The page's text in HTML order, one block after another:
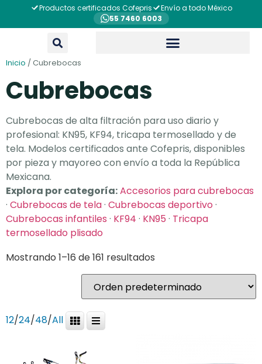
Productos certificados Cofepris
Envío a todo México
55 7460 6003
Inicio / Cubrebocas
Cubrebocas
Cubrebocas de alta filtración para uso diario y
profesional: KN95, KF94, tricapa termosellado y de
tela. Modelos certificados ante Cofepris, disponibles
por pieza y mayoreo con envío a toda la República
Mexicana.
Explora por categoría:Accesorios para cubrebocas
· Cubrebocas de tela· Cubrebocas deportivo ·
Cubrebocas infantiles · KF94 · KN95 · Tricapa
termosellado plisado
Mostrando 1–16 de 161 resultados
12/24/48/All